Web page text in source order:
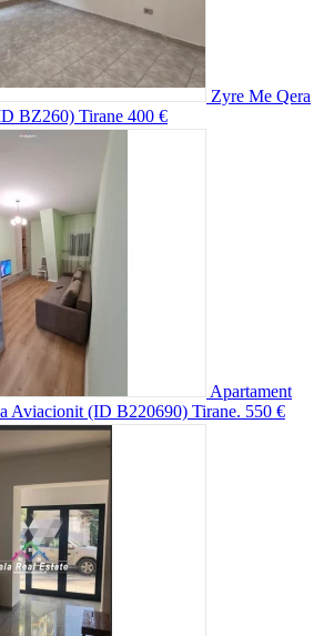
Zyre Me Qera
BZ260) Tirane 400 €
Apartament
Aviacionit (ID B220690) Tirane. 550 €